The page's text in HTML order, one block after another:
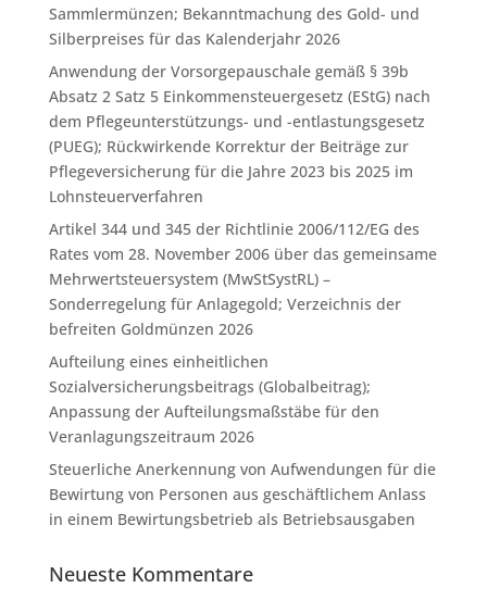
Sammlermünzen; Bekanntmachung des Gold- und
Silberpreises für das Kalenderjahr 2026
Anwendung der Vorsorgepauschale gemäß § 39b
Absatz 2 Satz 5 Einkommensteuergesetz (EStG) nach
dem Pflegeunterstützungs- und -entlastungsgesetz
(PUEG); Rückwirkende Korrektur der Beiträge zur
Pflegeversicherung für die Jahre 2023 bis 2025 im
Lohnsteuerverfahren
Artikel 344 und 345 der Richtlinie 2006/112/EG des
Rates vom 28. November 2006 über das gemeinsame
Mehrwertsteuersystem (MwStSystRL) –
Sonderregelung für Anlagegold; Verzeichnis der
befreiten Goldmünzen 2026
Aufteilung eines einheitlichen
Sozialversicherungsbeitrags (Globalbeitrag);
Anpassung der Aufteilungsmaßstäbe für den
Veranlagungszeitraum 2026
Steuerliche Anerkennung von Aufwendungen für die
Bewirtung von Personen aus geschäftlichem Anlass
in einem Bewirtungsbetrieb als Betriebsausgaben
Neueste Kommentare